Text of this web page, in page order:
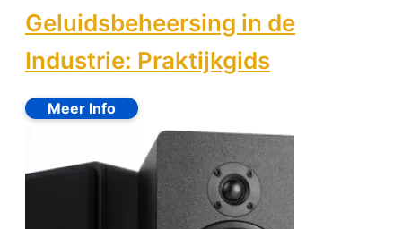
Geluidsbeheersing in de
Industrie: Praktijkgids